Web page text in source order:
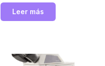
objetivos planos
semiaprocromáticos APLi
control inteligente de la luz.
Leer más